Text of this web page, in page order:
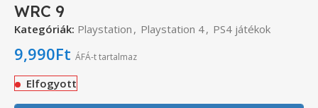
WRC 9
Kategóriák: Playstation , Playstation 4, PS4 játékok
9,990Ft ÁFÁ-t tartalmaz
Elfogyott